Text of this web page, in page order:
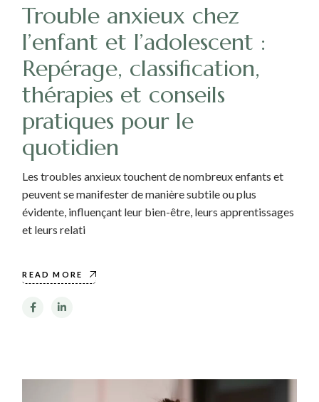
Trouble anxieux chez
l’enfant et l’adolescent :
Repérage, classification,
thérapies et conseils
pratiques pour le
quotidien
Les troubles anxieux touchent de nombreux enfants et
peuvent se manifester de manière subtile ou plus
évidente, influençant leur bien-être, leurs apprentissages
et leurs relati
READ MORE